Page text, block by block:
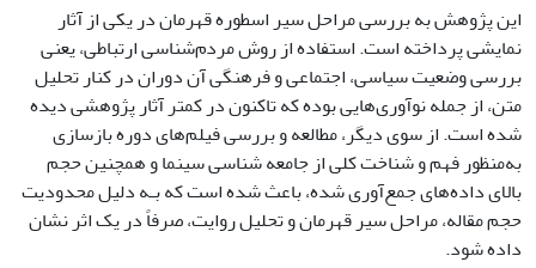
این پژوهش به بررسی مراحل سیر اسطوره قهرمان در یکی از آثار
نمایشی پرداخته است. استفاده از روش مردم‌شناسی ارتباطی، یعنی
بررسی وضعیت سیاسی، اجتماعی و فرهنگی آن دوران در کنار تحلیل
متن، از جمله نوآوری‌هایی بوده که تاکنون در کمتر آثار پژوهشی دیده
شده است. از سوی دیگر، مطالعه و بررسی فیلم‌های دوره بازسازی
به‌منظور فهم و شناخت کلی از جامعه‎ شناسی سینما و همچنین حجم
بالای داده‌های جمع‌آوری شده، باعث شده است که بـه دلیل محدودیت
حجم مقاله، مراحل سیر قهرمان و تحلیل روایت، صرفاً در یک اثر نشان
داده شود.